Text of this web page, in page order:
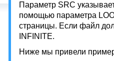
Параметр SRC
помощью параметра
страницы. Если файл
INFINITE.
Ниже мы привели